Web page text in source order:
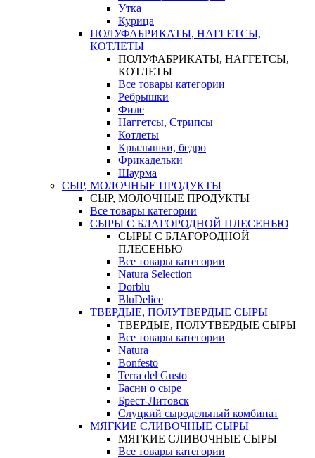
Утка
Курица
ПОЛУФАБРИКАТЫ, НАГГЕТСЫ,
КОТЛЕТЫ
ПОЛУФАБРИКАТЫ, НАГГЕТСЫ,
КОТЛЕТЫ
Все товары категории
Ребрышки
Филе
Наггетсы, Стрипсы
Котлеты
Крылышки, бедро
Фрикадельки
Шаурма
СЫР, МОЛОЧНЫЕ ПРОДУКТЫ
СЫР, МОЛОЧНЫЕ ПРОДУКТЫ
Все товары категории
СЫРЫ С БЛАГОРОДНОЙ ПЛЕСЕНЬЮ
СЫРЫ С БЛАГОРОДНОЙ
ПЛЕСЕНЬЮ
Все товары категории
Natura Selection
Dorblu
BluDelice
ТВЕРДЫЕ, ПОЛУТВЕРДЫЕ СЫРЫ
ТВЕРДЫЕ, ПОЛУТВЕРДЫЕ СЫРЫ
Все товары категории
Natura
Bonfesto
Terra del Gusto
Басни о сыре
Брест-Литовск
Слуцкий сыродельный комбинат
МЯГКИЕ СЛИВОЧНЫЕ СЫРЫ
МЯГКИЕ СЛИВОЧНЫЕ СЫРЫ
Все товары категории